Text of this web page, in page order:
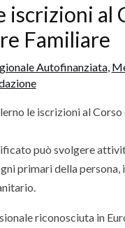
iscrizioni al
Familiare
Autofinanziata,
le iscrizioni al
può svolgere
primari della persona,
riconosciuta in